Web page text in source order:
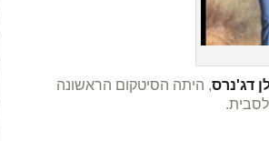
דג'נרס, היתה הסיטקום הראשונה